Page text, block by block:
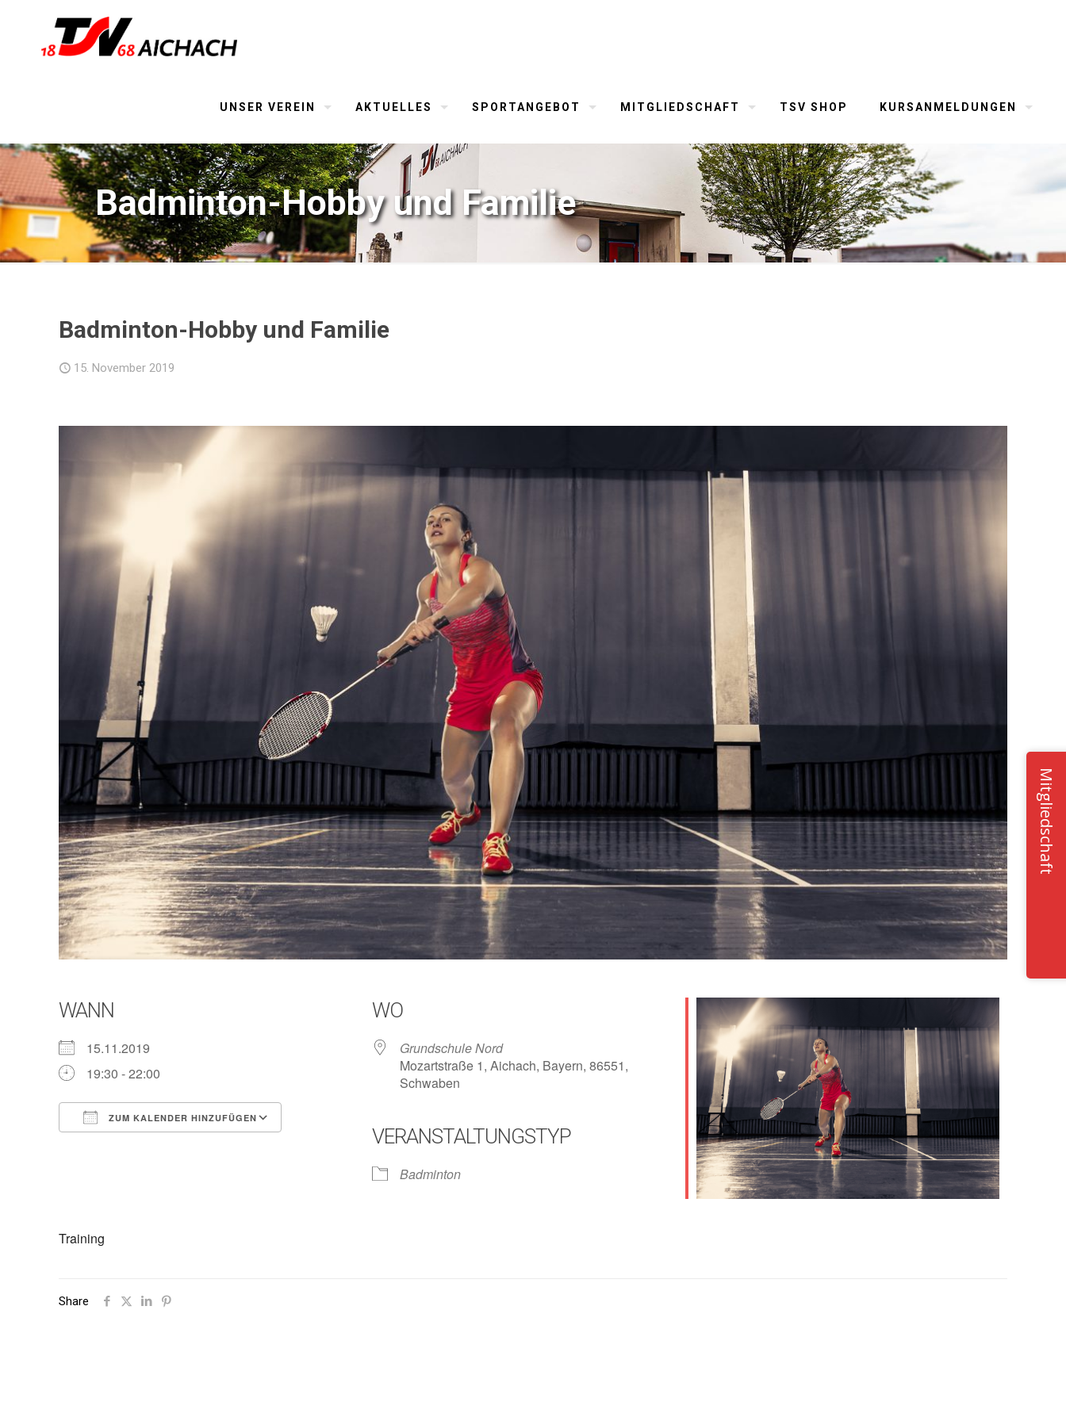
UNSER VEREIN AKTUELLES SPORTANGEBOT MITGLIEDSCHAFT TSV SHOP KURSANMELDUNGEN
Badminton-Hobby und Familie
Badminton-Hobby und Familie
15. November 2019
WANN
15.11.2019
19:30 - 22:00
ZUM KALENDER HINZUFÜGEN
Google Kalender iCalendar Office 365 Outlook Live
WO
Grundschule Nord
Mozartstraße 1, Aichach, Bayern, 86551,
Schwaben
VERANSTALTUNGSTYP
Badminton
Training
Share
Mitgliedschaft